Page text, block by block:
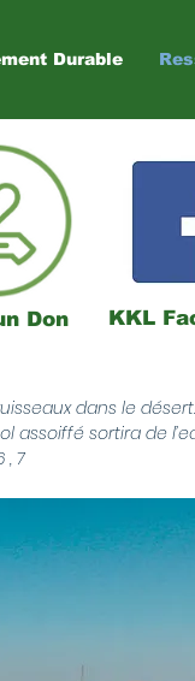
Durable
Don KKL
dans le
assoiffé sortira de
, 7